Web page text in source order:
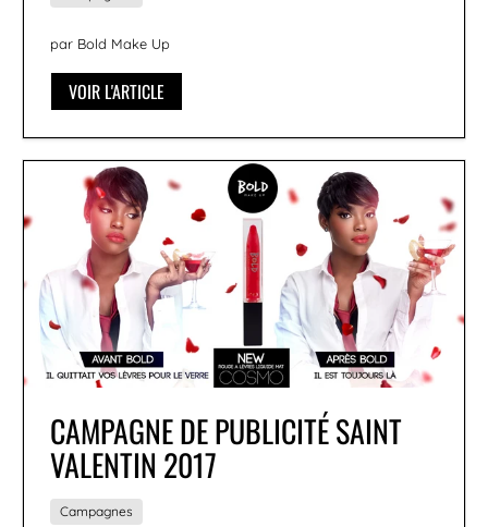
par Bold Make Up
VOIR L'ARTICLE
CAMPAGNE DE PUBLICITÉ SAINT
VALENTIN 2017
Campagnes